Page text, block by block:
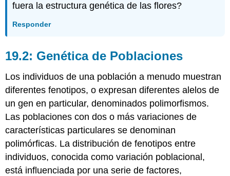
fuera la estructura genética de las flores?
Responder
19.2: Genética de Poblaciones
Los individuos de una población a menudo muestran
diferentes fenotipos, o expresan diferentes alelos de
un gen en particular, denominados polimorfismos.
Las poblaciones con dos o más variaciones de
características particulares se denominan
polimórficas. La distribución de fenotipos entre
individuos, conocida como variación poblacional,
está influenciada por una serie de factores,